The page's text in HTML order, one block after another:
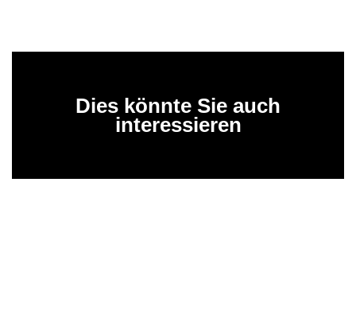
Dies könnte Sie auch
interessieren